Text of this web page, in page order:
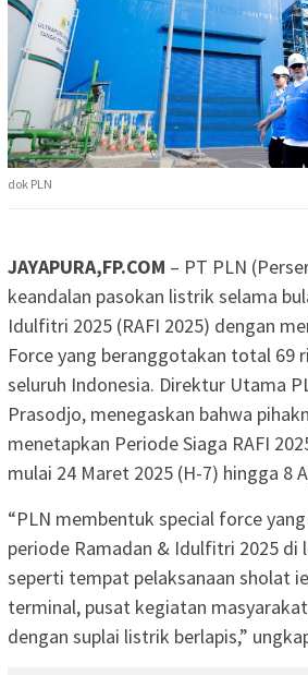
dok PLN
JAYAPURA,FP.COM – PT PLN
keandalan pasokan listrik selama
Idulfitri 2025 (RAFI 2025) dengan
Force yang beranggotakan total 69
seluruh Indonesia. Direktur Utama
Prasodjo, menegaskan bahwa
menetapkan Periode Siaga RAFI
mulai 24 Maret 2025 (H-7) hingga 8
“PLN membentuk special force
periode Ramadan & Idulfitri 2025 di
seperti tempat pelaksanaan sholat
terminal, pusat kegiatan
dengan suplai listrik berlapis,”